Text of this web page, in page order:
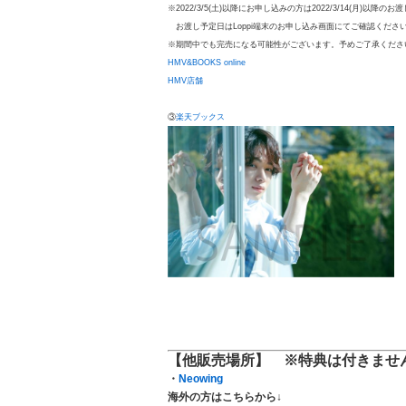
※2022/3/5(土)以降にお申し込みの方は2022/3/14(月)以降のお渡
お渡し予定日はLoppi端末のお申し込み画面にてご確認ください
※期間中でも完売になる可能性がございます。予めご了承くださ
HMV&BOOKS online
HMV店舗
③楽天ブックス
【他販売場所】 ※特典は付きませ
・ Neowing
海外の方はこちらから↓